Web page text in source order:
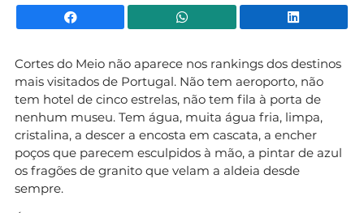
Facebook WhatsApp
Cortes do Meio não aparece nos rankings dos destinos
mais visitados de Portugal. Não tem aeroporto, não
tem hotel de cinco estrelas, não tem fila à porta de
nenhum museu. Tem água, muita água fria, limpa,
cristalina, a descer a encosta em cascata, a encher
poços que parecem esculpidos à mão, a pintar de azul
os fragões de granito que velam a aldeia desde
sempre.